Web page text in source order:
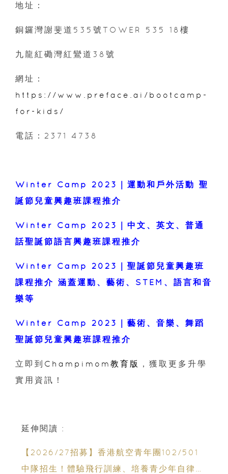
地址：
銅鑼灣謝斐道535號TOWER 535 18樓
九龍紅磡灣紅鸞道38號
網址：
https://www.preface.ai/bootcamp-
for-kids/
電話：2371 4738
Winter Camp 2023｜運動和戶外活動 聖
誕節兒童興趣班課程推介
Winter Camp 2023｜中文、英文、普通
話聖誕節語言興趣班課程推介
Winter Camp 2023｜聖誕節兒童興趣班
課程推介 涵蓋運動、藝術、STEM、語言和音
樂等
Winter Camp 2023｜藝術、音樂、舞蹈
聖誕節兒童興趣班課程推介
立即到 Champimom教育版
，獲取更多升學
實用資訊！
延伸閱讀 :
【2026/27招募】香港航空青年團102/501
中隊招生！體驗飛行訓練、培養青少年自律與